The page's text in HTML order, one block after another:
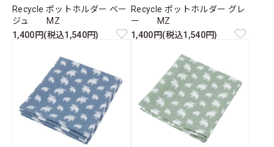
Recycle ポットホルダー ベー
ジュ MZ
1,400円(税込1,540円)
Recycle ポットホルダー グレ
ー MZ
1,400円(税込1,540円)